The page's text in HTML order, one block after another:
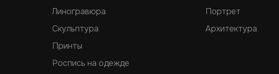
Линогравюра
Скульптура
Принты
Роспись на одежде
Портрет
Архитектура